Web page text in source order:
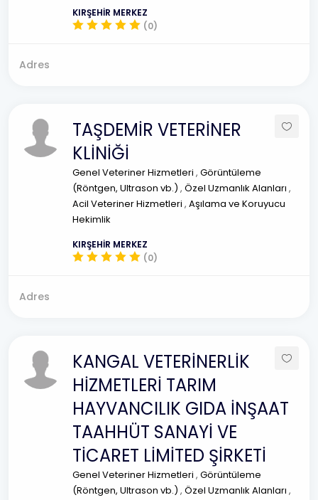
KIRŞEHİR MERKEZ
(0)
Adres
TAŞDEMİR VETERİNER
KLİNİĞİ
Genel Veteriner Hizmetleri , Görüntüleme
(Röntgen, Ultrason vb.) , Özel Uzmanlık Alanları ,
Acil Veteriner Hizmetleri , Aşılama ve Koruyucu
Hekimlik
KIRŞEHİR MERKEZ
(0)
Adres
KANGAL VETERİNERLİK
HİZMETLERİ TARIM
HAYVANCILIK GIDA İNŞAAT
TAAHHÜT SANAYİ VE
TİCARET LİMİTED ŞİRKETİ
Genel Veteriner Hizmetleri , Görüntüleme
(Röntgen, Ultrason vb.) , Özel Uzmanlık Alanları ,